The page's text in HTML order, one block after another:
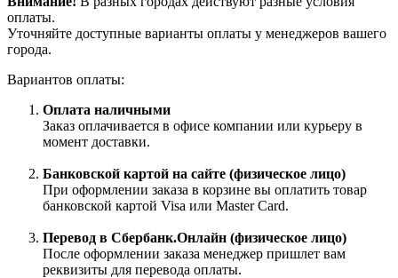
оплаты.
Уточняйте доступные варианты оплаты у менеджеров вашего
города.
Вариантов оплаты:
Оплата наличными
Заказ оплачивается в офисе компании или курьеру в
момент доставки.
Банковской картой на сайте (физическое лицо)
При оформлении заказа в корзине вы оплатить товар
банковской картой Visa или Master Card.
Перевод в Сбербанк.Онлайн (физическое лицо)
После оформлении заказа менеджер пришлет вам
реквизиты для перевода оплаты.